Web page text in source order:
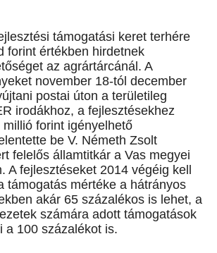
támogatási keret terhére
forint értékben hirdetnek
az agrártárcánál. A
november 18-tól december
postai úton a területileg
irodákhoz, a fejlesztésekhez
forint igényelhető
be V. Németh Zsolt
felelős államtitkár a Vas megyei
A fejlesztéseket 2014 végéig kell
támogatás mértéke a hátrányos
akár 65 százalékos is lehet, a
számára adott támogatások
a 100 százalékot is.